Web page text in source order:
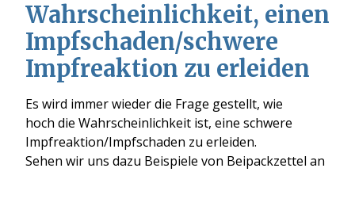
Wahrscheinlichkeit, einen
Impfschaden/schwere
Impfreaktion zu erleiden
Es wird immer wieder die Frage gestellt, wie
hoch die Wahrscheinlichkeit ist, eine schwere
Impfreaktion/Impfschaden zu erleiden.
Sehen wir uns dazu Beispiele von Beipackzettel an